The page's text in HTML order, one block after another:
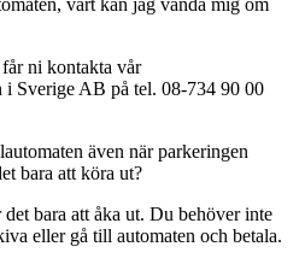
vart kan jag vända mig om
ni kontakta vår
i Sverige AB på tel. 08-734 90 00
även när parkeringen
bara att köra ut?
bara att åka ut. Du behöver inte
eller gå till automaten och betala.